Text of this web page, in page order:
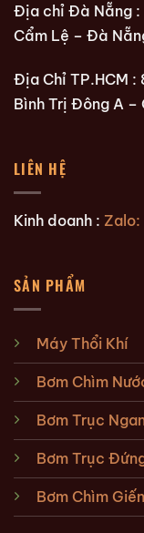
Địa chỉ Đà Nẵng :
Cẩm Lệ – Đà
Địa Chỉ TP.HCM :
Bình Trị Đông A –
LIÊN HỆ
Kinh doanh : Zalo:
SẢN PHẨM
Máy Thổi Khí
Bơm Chìm
Bơm Trục
Bơm Trục
Bơm Chìm